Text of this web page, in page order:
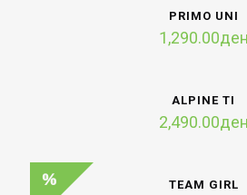
PRIMO UNI
1,290.00ден
ALPINE TI
2,490.00ден
TEAM GIRL